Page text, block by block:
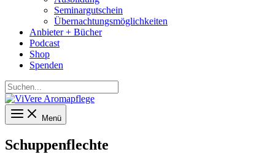
Seminargutschein
Übernachtungsmöglichkeiten
Anbieter + Bücher
Podcast
Shop
Spenden
Suchen...
Menü
Schuppenflechte